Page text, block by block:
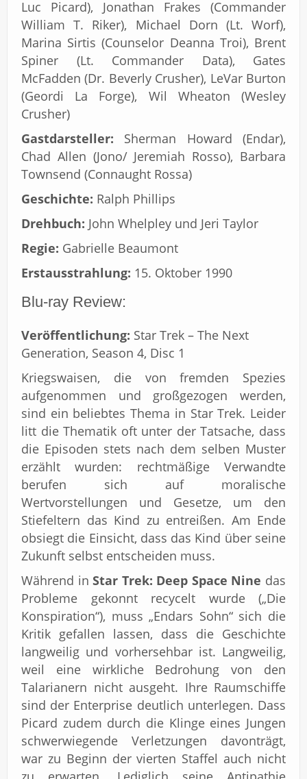
Luc Picard), Jonathan Frakes (Commander
William T. Riker), Michael Dorn (Lt. Worf),
Marina Sirtis (Counselor Deanna Troi), Brent
Spiner (Lt. Commander Data), Gates
McFadden (Dr. Beverly Crusher), LeVar Burton
(Geordi La Forge), Wil Wheaton (Wesley
Crusher)
Gastdarsteller: Sherman Howard (Endar),
Chad Allen (Jono/ Jeremiah Rosso), Barbara
Townsend (Connaught Rossa)
Geschichte: Ralph Phillips
Drehbuch: John Whelpley und Jeri Taylor
Regie: Gabrielle Beaumont
Erstausstrahlung: 15. Oktober 1990
Blu-ray Review:
Veröffentlichung: Star Trek – The Next
Generation, Season 4, Disc 1
Kriegswaisen, die von fremden Spezies
aufgenommen und großgezogen werden,
sind ein beliebtes Thema in Star Trek. Leider
litt die Thematik oft unter der Tatsache, dass
die Episoden stets nach dem selben Muster
erzählt wurden: rechtmäßige Verwandte
berufen sich auf moralische
Wertvorstellungen und Gesetze, um den
Stiefeltern das Kind zu entreißen. Am Ende
obsiegt die Einsicht, dass das Kind über seine
Zukunft selbst entscheiden muss.
Während in Star Trek: Deep Space Nine das
Probleme gekonnt recycelt wurde („Die
Konspiration“), muss „Endars Sohn“ sich die
Kritik gefallen lassen, dass die Geschichte
langweilig und vorhersehbar ist. Langweilig,
weil eine wirkliche Bedrohung von den
Talarianern nicht ausgeht. Ihre Raumschiffe
sind der Enterprise deutlich unterlegen. Dass
Picard zudem durch die Klinge eines Jungen
schwerwiegende Verletzungen davonträgt,
war zu Beginn der vierten Staffel auch nicht